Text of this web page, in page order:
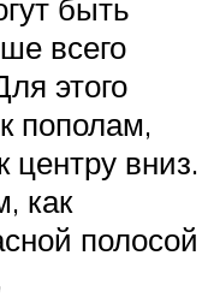
быть
всего
этого
пополам,
центру вниз.
как
полосой